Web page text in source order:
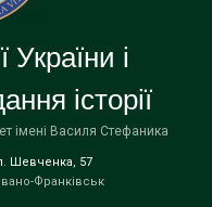
України і
історії
імені Василя Стефаника
Шевченка, 57
Франківськ